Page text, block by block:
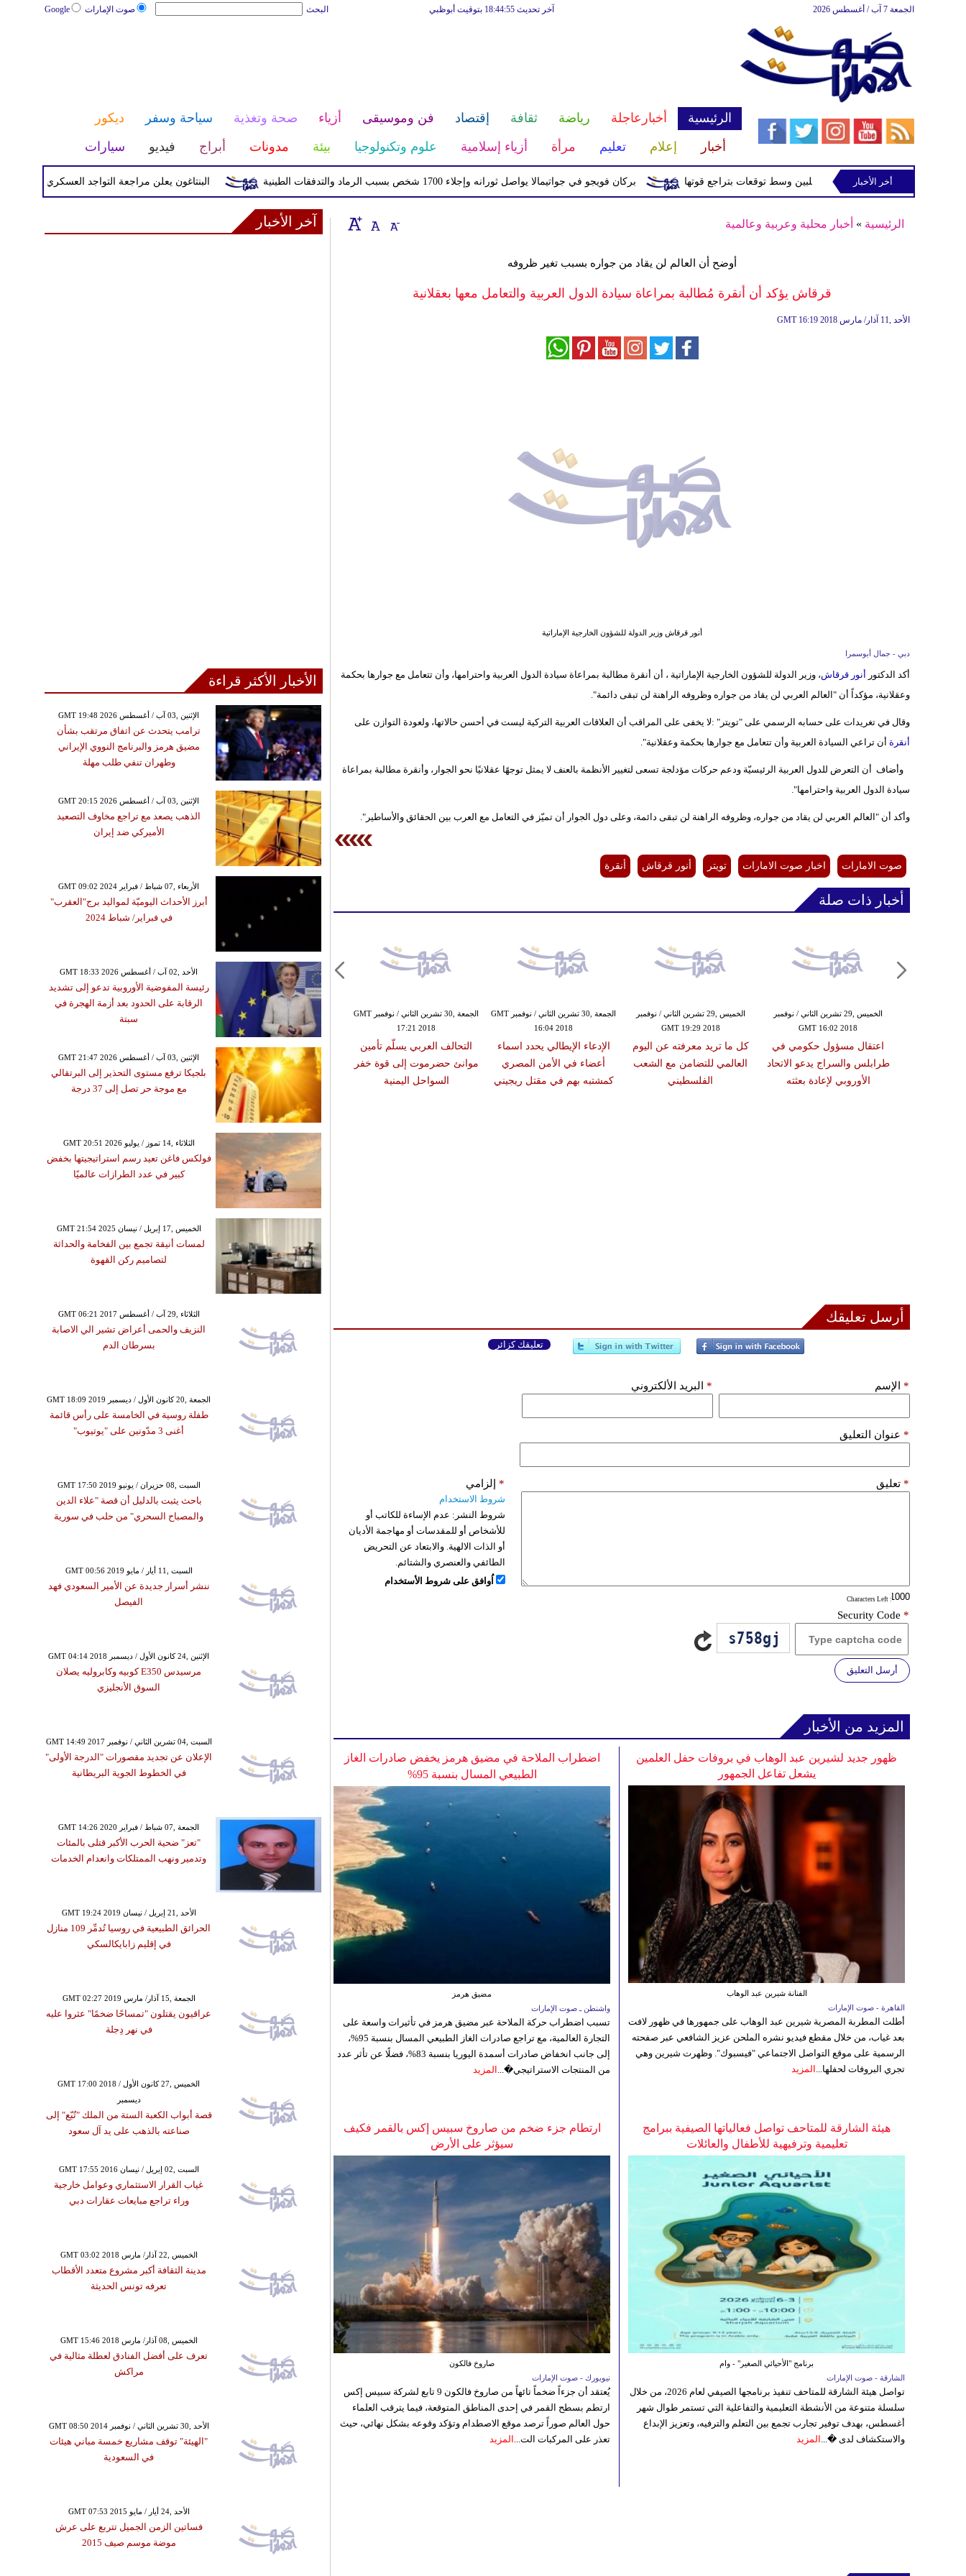
صوت الإمارات Google البحث آخر تحديث 18:44:55 بتوقيت أبوظبي الجمعة 7 آب / أغسطس 2026
الرئيسية أخبارعاجلة رياضة ثقافة إقتصاد فن وموسيقى أزياء صحة وتغذية سياحة وسفر
ديكور
أخبار
إعلام تعليم مرأة أزياء إسلامية علوم وتكنولوجيا بيئة مدونات أبراج فيديو سيارات
البنتاغون يعلن مراجعة التواجد العسكري الأميركي في بركان فويجو في جواتيمالا يواصل ثورانه وإجلاء 1700 شخص بسبب الرماد والتدفقات الطينية تقترب من اليابسة في الفلبين وسط توقعات بتراجع قوتها
أخر الأخبار
الرئيسية » أخبار محلية وعربية وعالمية
أوضح أن العالم لن يقاد من جواره بسبب تغير ظروفه
قرقاش يؤكد أن أنقرة مُطالبة بمراعاة سيادة الدول العربية والتعامل معها بعقلانية
GMT 16:19 2018 الأحد ,11 آذار/ مارس
أنور قرقاش وزير الدولة للشؤون الخارجية الإماراتية
دبي - جمال أبوسمرا
أكد الدكتور أنور قرقاش، وزير الدولة للشؤون الخارجية الإماراتية ، أن أنقرة مطالبة بمراعاة سيادة الدول العربية واحترامها، وأن تتعامل مع جوارها بحكمة
وعقلانية، مؤكداً أن "العالم العربي لن يقاد من جواره وظروفه الراهنة لن تبقى دائمة".
وقال في تغريدات على حسابه الرسمي على "تويتر" :لا يخفى على المراقب أن العلاقات العربية التركية ليست في أحسن حالاتها، ولعودة التوازن على
أنقرة أن تراعي السيادة العربية وأن تتعامل مع جوارها بحكمة وعقلانية".
وأضاف أن التعرض للدول العربية الرئيسيّة ودعم حركات مؤدلجة تسعى لتغيير الأنظمة بالعنف لا يمثل توجهًا عقلانيًا نحو الجوار، وأنقرة مطالبة بمراعاة
سيادة الدول العربية واحترامها".
وأكد أن "العالم العربي لن يقاد من جواره، وظروفه الراهنة لن تبقى دائمة، وعلى دول الجوار أن تميّز في التعامل مع العرب بين الحقائق والأساطير".
صوت الامارات اخبار صوت الامارات تويتر أنور قرقاش أنقرة
أخبار ذات صلة
السبت ,01 كانون الأول / ديسمبر GMT
05:41 2018
الأونروا تنفذ مشاريع في غزة
والضفة الغربية والأردن بقيمة
الجمعة ,30 تشرين الثاني / نوفمبر GMT
17:21 2018
التحالف العربي يسلّم تأمين
موانئ حضرموت إلى قوة خفر
السواحل اليمنية
الجمعة ,30 تشرين الثاني / نوفمبر GMT
16:04 2018
الإدعاء الإيطالي يحدد اسماء
أعضاء في الأمن المصري
كمشتبه بهم في مقتل ريجيني
الخميس ,29 تشرين الثاني / نوفمبر
GMT 19:29 2018
كل ما تريد معرفته عن اليوم
العالمي للتضامن مع الشعب
الفلسطيني
الخميس ,29 تشرين الثاني / نوفمبر
GMT 16:02 2018
اعتقال مسؤول حكومي في
طرابلس والسراج يدعو الاتحاد
الأوروبي لإعادة بعثته
أرسل تعليقك
تعليقك كزائر
الإسم * البريد الألكتروني *
عنوان التعليق *
تعليق *
: Characters Left
إلزامي *
شروط الاستخدام
شروط النشر: عدم الإساءة للكاتب أو
للأشخاص أو للمقدسات أو مهاجمة الأديان
أو الذات الالهية. والابتعاد عن التحريض
الطائفي والعنصري والشتائم.
اُوافق على شروط الأستخدام
Security Code *
أرسل التعليق
المزيد من الأخبار
اضطراب الملاحة في مضيق هرمز يخفض صادرات الغاز
الطبيعي المسال بنسبة 95%
مضيق هرمز
واشنطن ـ صوت الإمارات
تسبب اضطراب حركة الملاحة عبر مضيق هرمز في تأثيرات واسعة على
التجارة العالمية، مع تراجع صادرات الغاز الطبيعي المسال بنسبة 95%،
إلى جانب انخفاض صادرات أسمدة اليوريا بنسبة 83%، فضلًا عن تأثر عدد
من المنتجات الاستراتيجي�... المزيد
ظهور جديد لشيرين عبد الوهاب في بروفات حفل العلمين
يشعل تفاعل الجمهور
الفنانة شيرين عبد الوهاب
القاهرة - صوت الإمارات
أطلت المطربة المصرية شيرين عبد الوهاب على جمهورها في ظهور لافت
بعد غياب، من خلال مقطع فيديو نشره الملحن عزيز الشافعي عبر صفحته
الرسمية على موقع التواصل الاجتماعي "فيسبوك". وظهرت شيرين وهي
تجري البروفات لحفلها... المزيد
ارتطام جزء ضخم من صاروخ سبيس إكس بالقمر فكيف
سيؤثر على الأرض
صاروخ فالكون
نيويورك - صوت الإمارات
يُعتقد أن جزءاً ضخماً تائهاً من صاروخ فالكون 9 تابع لشركة سبيس إكس
ارتطم بسطح القمر في إحدى المناطق المتوقعة، فيما يترقب العلماء
حول العالم صوراً ترصد موقع الاصطدام وتؤكد وقوعه بشكل نهائي، حيث
تعذر على المركبات الت... المزيد
هيئة الشارقة للمتاحف تواصل فعالياتها الصيفية ببرامج
تعليمية وترفيهية للأطفال والعائلات
برنامج "الأحيائي الصغير" - وام
الشارقة - صوت الإمارات
تواصل هيئة الشارقة للمتاحف تنفيذ برنامجها الصيفي لعام 2026، من خلال
سلسلة متنوعة من الأنشطة التعليمية والتفاعلية التي تستمر طوال شهر
أغسطس، بهدف توفير تجارب تجمع بين التعلم والترفيه، وتعزيز الإبداع
والاستكشاف لدى �... المزيد
آخر الأخبار
الأخبار الأكثر قراءة
GMT 19:48 2026 الإثنين ,03 آب / أغسطس
ترامب يتحدث عن اتفاق مرتقب بشأن
مضيق هرمز والبرنامج النووي الإيراني
وطهران تنفي طلب مهلة
GMT 20:15 2026 الإثنين ,03 آب / أغسطس
الذهب يصعد مع تراجع مخاوف التصعيد
الأميركي ضد إيران
GMT 09:02 2024 الأربعاء ,07 شباط / فبراير
أبرز الأحداث اليوميّة لمواليد برج"العقرب"
في فبراير/ شباط 2024
GMT 18:33 2026 الأحد ,02 آب / أغسطس
رئيسة المفوضية الأوروبية تدعو إلى تشديد
الرقابة على الحدود بعد أزمة الهجرة في
سبتة
GMT 21:47 2026 الإثنين ,03 آب / أغسطس
بلجيكا ترفع مستوى التحذير إلى البرتقالي
مع موجة حر تصل إلى 37 درجة
GMT 20:51 2026 الثلاثاء ,14 تموز / يوليو
فولكس فاغن تعيد رسم استراتيجيتها بخفض
كبير في عدد الطرازات عالميًا
GMT 21:54 2025 الخميس ,17 إبريل / نيسان
لمسات أنيقة تجمع بين الفخامة والحداثة
لتصاميم ركن القهوة
GMT 06:21 2017 الثلاثاء ,29 آب / أغسطس
النزيف والحمى أعراض تشير الي الاصابة
بسرطان الدم
GMT 18:09 2019 الجمعة ,20 كانون الأول / ديسمبر
طفلة روسية في الخامسة على رأس قائمة
أغنى 3 مدّونين على "يوتيوب"
GMT 17:50 2019 السبت ,08 حزيران / يونيو
باحث يثبت بالدليل أن قصة "علاء الدين
والمصباح السحري" من حلب في سورية
GMT 00:56 2019 السبت ,11 أيار / مايو
ننشر أسرار جديدة عن الأمير السعودي فهد
الفيصل
GMT 04:14 2018 الإثنين ,24 كانون الأول / ديسمبر
مرسيدس E350 كوبيه وكابروليه يصلان
السوق الأنجليزي
GMT 14:49 2017 السبت ,04 تشرين الثاني / نوفمبر
الإعلان عن تجديد مقصورات "الدرجة الأولى"
في الخطوط الجوية البريطانية
GMT 14:26 2020 الجمعة ,07 شباط / فبراير
"تعز" ضحية الحرب الأكبر قتلى بالمئات
وتدمير ونهب الممتلكات وانعدام الخدمات
GMT 19:24 2019 الأحد ,21 إبريل / نيسان
الحرائق الطبيعية في روسيا تُدمِّر 109 منازل
في إقليم زابايكالسكي
GMT 02:27 2019 الجمعة ,15 آذار/ مارس
عراقيون يقتلون "تمساحًا ضخمًا" عثروا عليه
في نهر دِجلة
GMT 17:00 2018 الخميس ,27 كانون الأول /
ديسمبر
قصة أبواب الكعبة الستة من الملك "تُبّع" إلى
صناعته بالذهب على يد آل سعود
GMT 17:55 2016 السبت ,02 إبريل / نيسان
غياب القرار الاستثماري وعوامل خارجية
وراء تراجع مبايعات عقارات دبي
GMT 03:02 2018 الخميس ,22 آذار/ مارس
مدينة الثقافة أكبر مشروع متعدد الأقطاب
تعرفه تونس الحديثة
GMT 15:46 2018 الخميس ,08 آذار/ مارس
تعرف على أفضل الفنادق لعطلة مثالية في
مراكش
GMT 08:50 2014 الأحد ,30 تشرين الثاني / نوفمبر
"الهيئة" توقف مشاريع خمسة مباني هيئات
في السعودية
GMT 07:53 2015 الأحد ,24 أيار / مايو
فساتين الزمن الجميل تتربع على عرش
موضة موسم صيف 2015